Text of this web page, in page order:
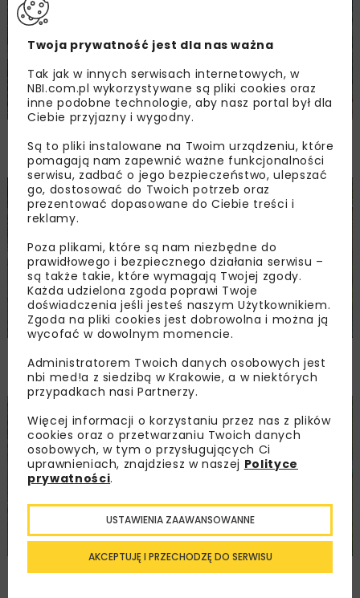
– Szczyrzyc projektu Podłęże–Piekiełko
DROGI INWESTYCJE WIADOMOŚCI
Rozbudowa DW450 między Mirkowem
a Wieruszowem z dofinansowaniem UE
DROGI INWESTYCJE WIADOMOŚCI
Remont nawierzchni na węzłach A4.
Twoja prywatność jest dla nas ważna
Tak jak w innych serwisach internetowych, w
NBI.com.pl wykorzystywane są pliki cookies oraz
inne podobne technologie, aby nasz portal był dla
Ciebie przyjazny i wygodny.
Są to pliki instalowane na Twoim urządzeniu, które
pomagają nam zapewnić ważne funkcjonalności
serwisu, zadbać o jego bezpieczeństwo, ulepszać
go, dostosować do Twoich potrzeb oraz
prezentować dopasowane do Ciebie treści i
reklamy.
Poza plikami, które są nam niezbędne do
prawidłowego i bezpiecznego działania serwisu –
są także takie, które wymagają Twojej zgody.
Każda udzielona zgoda poprawi Twoje
doświadczenia jeśli jesteś naszym Użytkownikiem.
Zgoda na pliki cookies jest dobrowolna i można ją
wycofać w dowolnym momencie.
Administratorem Twoich danych osobowych jest
nbi med!a z siedzibą w Krakowie, a w niektórych
przypadkach nasi Partnerzy.
Więcej informacji o korzystaniu przez nas z plików
cookies oraz o przetwarzaniu Twoich danych
osobowych, w tym o przysługujących Ci
uprawnieniach, znajdziesz w naszej Polityce
prywatności.
AKCEPTUJĘ I PRZECHODZĘ DO SERWISU
USTAWIENIA ZAAWANSOWANNE